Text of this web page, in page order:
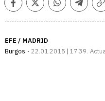
FacebookTwitterWhatsapp
EFE / MADRID
Burgos
22.01.2015 | 17:39